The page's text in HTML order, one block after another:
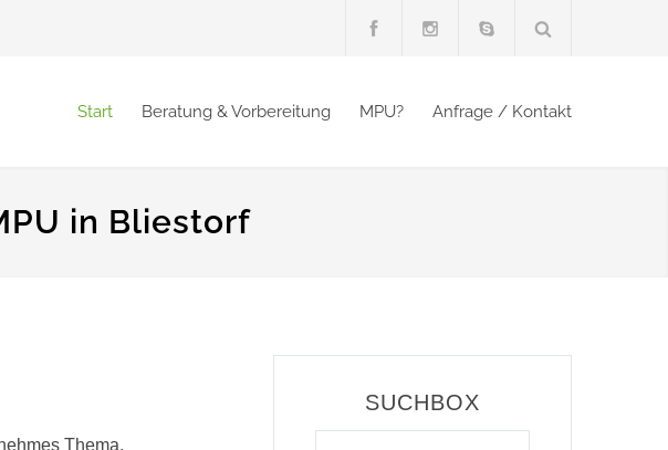
Start Beratung & Vorbereitung MPU? Anfrage / Kontakt
in Bliestorf
Thema.
SUCHBOX